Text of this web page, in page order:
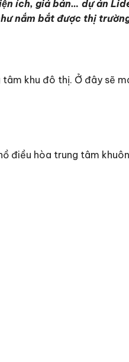
ích, giá bán… dự án
nắm bắt được thị
khu đô thị. Ở đây sẽ
điều hòa trung tâm